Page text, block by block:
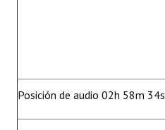
Posición de audio 02h 58m 34s